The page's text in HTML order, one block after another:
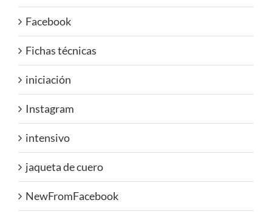
Facebook
Fichas técnicas
iniciación
Instagram
intensivo
jaqueta de cuero
NewFromFacebook